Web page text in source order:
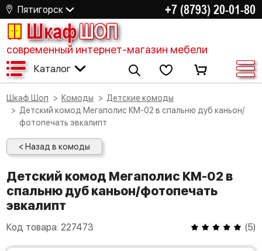
Пятигорск +7 (8793) 20-01-80
ШкафШОП
современный интернет-магазин мебели
Каталог
Шкаф Шоп Комоды
Детские комоды
Детский комод Мегаполис КМ-02 в спальню дуб каньон/
фотопечать эвкалипт
< Назад в комоды
Детский комод Мегаполис КМ-02 в
спальню дуб каньон/фотопечать
эвкалипт
Код товара: 227473 (5)